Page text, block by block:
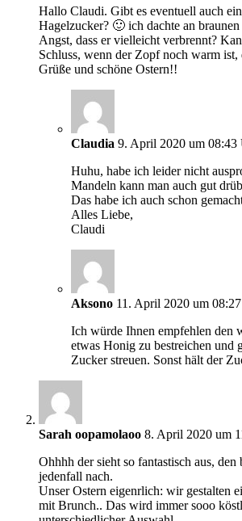
Hallo Claudi. Gibt es eventuell auch
Hagelzucker? 🙂 ich dachte an
Angst, dass er vielleicht verbrennt?
Schluss, wenn der Zopf noch warm ist,
Grüße und schöne Ostern!!
Claudia 9. April 2020 um 08:43
Huhu, habe ich leider nicht
Mandeln kann man auch gut
Das habe ich auch schon
Alles Liebe,
Claudi
Aksono 11. April 2020 um
Ich würde Ihnen empfehlen den
etwas Honig zu bestreichen und
Zucker streuen. Sonst hält der
Sarah oopamolaoo 8. April 2020 um
Ohhhh der sieht so fantastisch aus,
jedenfall nach.
Unser Ostern eigenrlich: wir gestalten
mit Brunch.. Das wird immer sooo